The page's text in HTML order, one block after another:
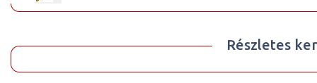
Részletes